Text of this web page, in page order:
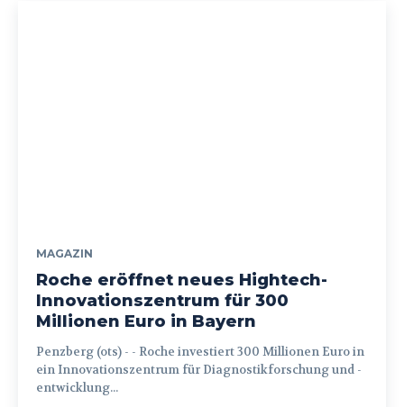
MAGAZIN
Roche eröffnet neues Hightech-
Innovationszentrum für 300
Millionen Euro in Bayern
Penzberg (ots) - - Roche investiert 300 Millionen Euro in
ein Innovationszentrum für Diagnostikforschung und -
entwicklung...